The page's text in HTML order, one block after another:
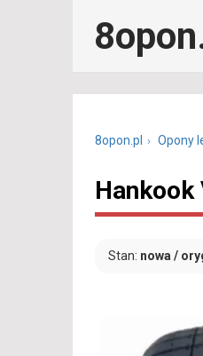
8opon.pl Opony
Hankook
Stan: nowa /